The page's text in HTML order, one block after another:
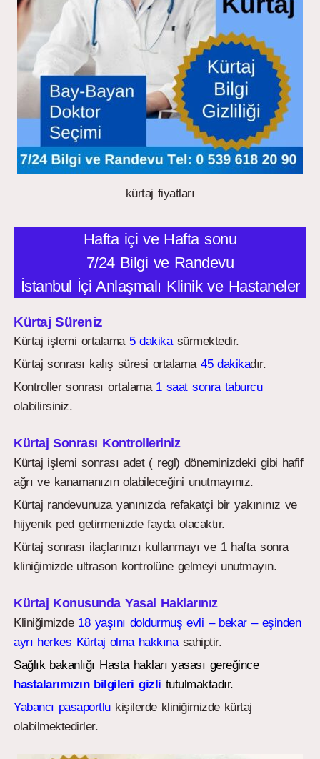
kürtaj fiyatları
Hafta içi ve Hafta sonu
7/24 Bilgi ve Randevu
İstanbul İçi Anlaşmalı Klinik ve Hastaneler
Kürtaj Süreniz
Kürtaj işlemi ortalama 5 dakikasürmektedir.
Kürtaj sonrası kalış süresi ortalama45 dakikadır.
Kontroller sonrası ortalama 1 saat sonra taburcu
olabilirsiniz.
Kürtaj Sonrası Kontrolleriniz
Kürtaj işlemi sonrası adet ( regl) döneminizdeki gibi hafif
ağrı ve kanamanızın olabileceğini unutmayınız.
Kürtaj randevunuza yanınızda refakatçi bir yakınınız ve
hijyenik ped getirmenizde fayda olacaktır.
Kürtaj sonrası ilaçlarınızı kullanmayı ve 1 hafta sonra
kliniğimizde ultrason kontrolüne gelmeyi unutmayın.
Kürtaj Konusunda Yasal Haklarınız
Kliniğimizde18 yaşını doldurmuş evli – bekar – eşinden
ayrı herkes Kürtaj olma hakkınasahiptir.
Sağlık bakanlığı Hasta hakları yasası gereğince
hastalarımızın bilgileri gizli tutulmaktadır.
Yabancı pasaportlukişilerde kliniğimizde kürtaj
olabilmektedirler.